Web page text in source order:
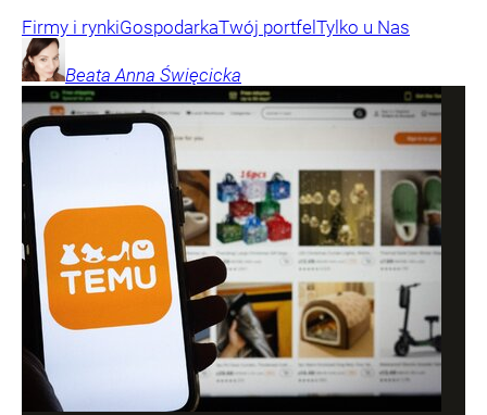
Firmy i rynkiGospodarkaTwój portfel Tylko u Nas
Beata Anna Święcicka